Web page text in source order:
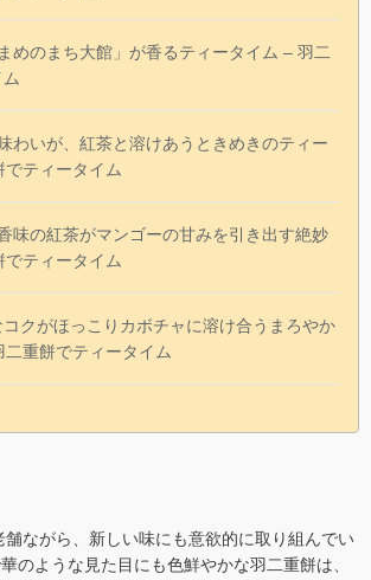
めのまち大館」が香るティータイム – 羽二
わいが、紅茶と溶けあうときめきのティー
でティータイム
味の紅茶がマンゴーの甘みを引き出す絶妙
でティータイム
コクがほっこりカボチャに溶け合うまろやか
重餅でティータイム
ながら、新しい味にも意欲的に取り組んでい
のような見た目にも色鮮やかな羽二重餅は、